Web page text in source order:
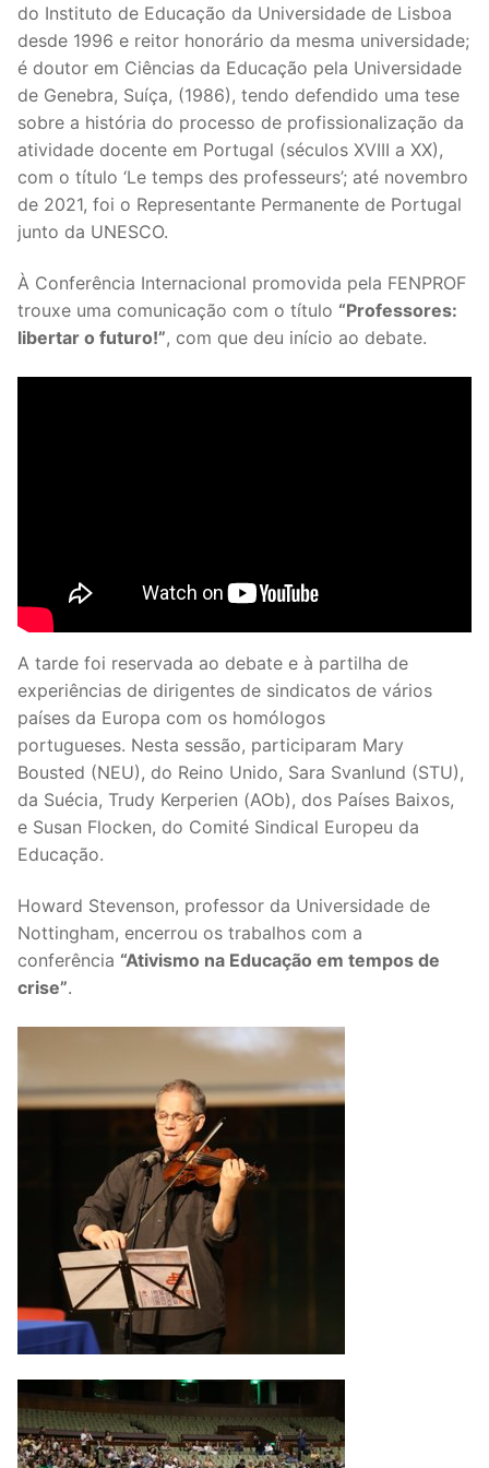
do Instituto de Educação da Universidade de Lisboa
desde 1996 e reitor honorário da mesma universidade;
é doutor em Ciências da Educação pela Universidade
de Genebra, Suíça, (1986), tendo defendido uma tese
sobre a história do processo de profissionalização da
atividade docente em Portugal (séculos XVIII a XX),
com o título ‘Le temps des professeurs’; até novembro
de 2021, foi o Representante Permanente de Portugal
junto da UNESCO.
À Conferência Internacional promovida pela FENPROF
trouxe uma comunicação com o título “Professores:
libertar o futuro!”, com que deu início ao debate.
A tarde foi reservada ao debate e à partilha de
experiências de dirigentes de sindicatos de vários
países da Europa com os homólogos
portugueses. Nesta sessão, participaram Mary
Bousted (NEU), do Reino Unido, Sara Svanlund (STU),
da Suécia, Trudy Kerperien (AOb), dos Países Baixos,
e Susan Flocken, do Comité Sindical Europeu da
Educação.
Howard Stevenson, professor da Universidade de
Nottingham, encerrou os trabalhos com a
conferência “Ativismo na Educação em tempos de
crise”.